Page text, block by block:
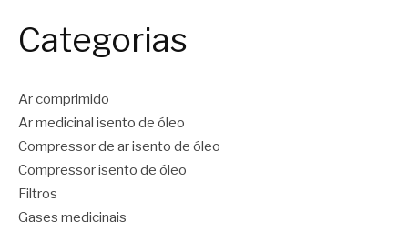
Categorias
Ar comprimido
Ar medicinal isento de óleo
Compressor de ar isento de óleo
Compressor isento de óleo
Filtros
Gases medicinais